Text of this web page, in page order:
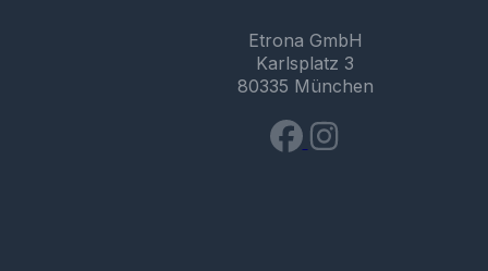
Etrona GmbH
Karlsplatz 3
80335 München